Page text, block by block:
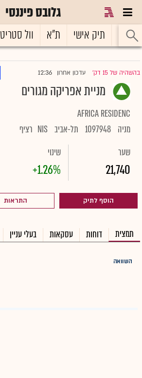
גלובס פיננסי
ראשי תיק אישי ת"א וול סטריט
בהשהיה של 15 דק' |עדכון אחרון 12:36
מניית אפריקה מגורים
AFRICA RESIDENC
מניה 1097948 תל-אביב NIS רציף
שער
21,740
שינוי
+1.26%
הוסף לתיק התראות
תמצית דוחות עסקאות בעלי עניין
השוואה